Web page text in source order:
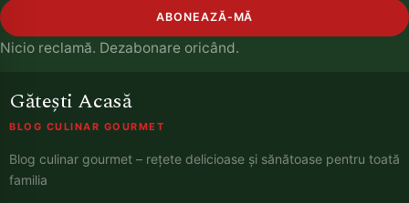
ABONEAZĂ-MĂ
Nicio reclamă. Dezabonare oricând.
Gătești Acasă
BLOG CULINAR GOURMET
Blog culinar gourmet – rețete delicioase și sănătoase pentru toată
familia